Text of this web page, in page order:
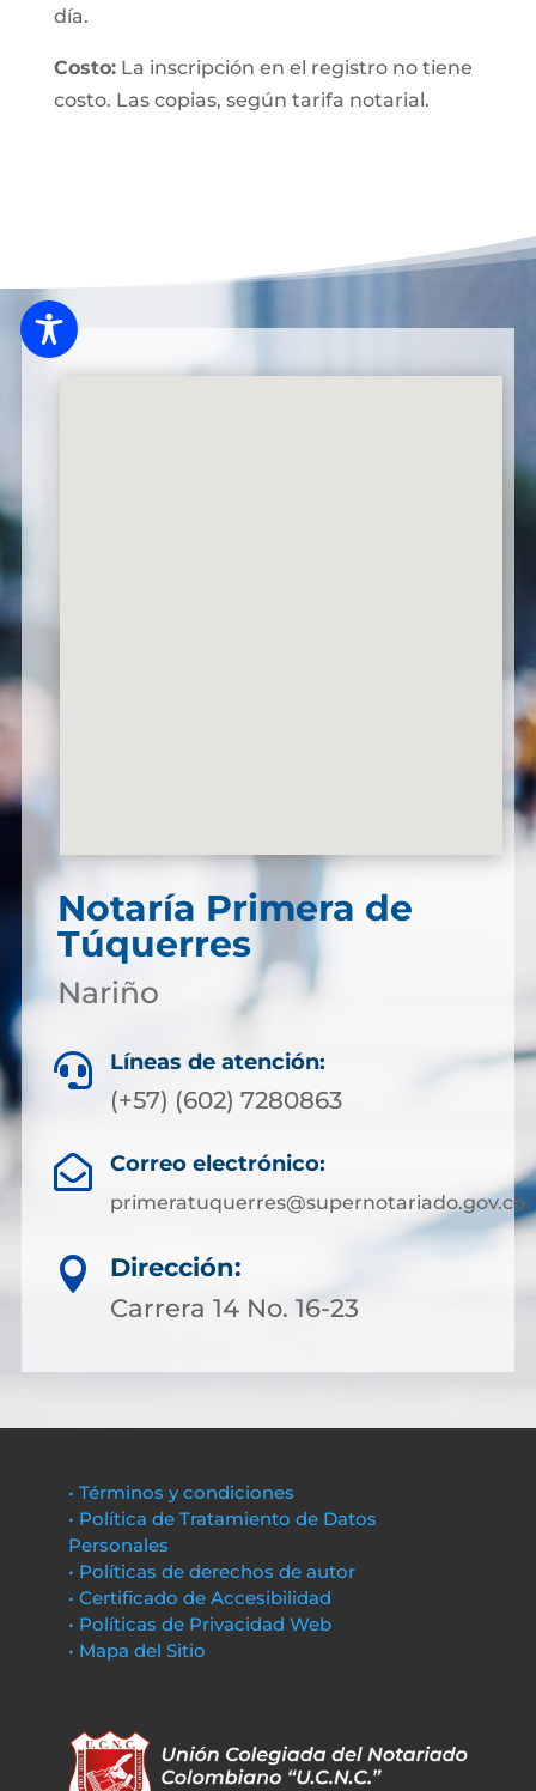
día.
Costo:La inscripción en el registro no tiene
costo. Las copias, según tarifa notarial.
Notaría Primera de
Túquerres
Nariño
 Líneas de atención:
(+57) (602) 7280863
 Correo electrónico:
primeratuquerres@supernotariado.gov.co

Dirección:
Carrera 14 No. 16-23
• Términos y condiciones
• Política de Tratamiento de Datos
Personales
• Políticas de derechos de autor
• Certificado de Accesibilidad
• Políticas de Privacidad Web
• Mapa del Sitio